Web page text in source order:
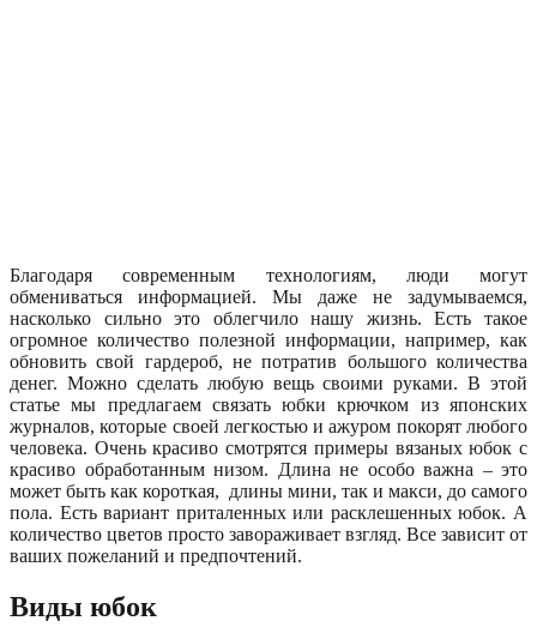
Благодаря современным технологиям, люди могут
обмениваться информацией. Мы даже не задумываемся,
насколько сильно это облегчило нашу жизнь. Есть такое
огромное количество полезной информации, например, как
обновить свой гардероб, не потратив большого количества
денег. Можно сделать любую вещь своими руками. В этой
статье мы предлагаем связать юбки крючком из японских
журналов, которые своей легкостью и ажуром покорят любого
человека. Очень красиво смотрятся примеры вязаных юбок с
красиво обработанным низом. Длина не особо важна – это
может быть как короткая, длины мини, так и макси, до самого
пола. Есть вариант приталенных или расклешенных юбок. А
количество цветов просто завораживает взгляд. Все зависит от
ваших пожеланий и предпочтений.
Виды юбок